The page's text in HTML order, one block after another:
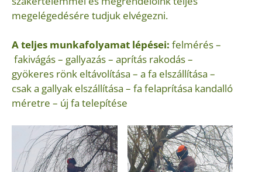
megelégedésére tudjuk elvégezni.
A teljes munkafolyamat lépései: felmérés –
fakivágás – gallyazás – aprítás rakodás –
gyökeres rönk eltávolítása – a fa elszállítása –
csak a gallyak elszállítása – fa felaprítása kandalló
méretre – új fa telepítése